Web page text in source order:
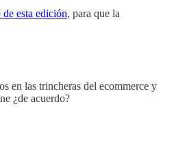
esta edición, para que la
en las trincheras del ecommerce y
¿de acuerdo?